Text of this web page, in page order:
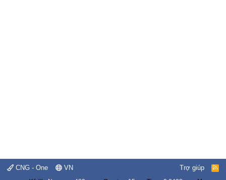
CNG - One VN Trợ giúp
R